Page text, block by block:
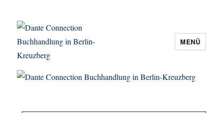
Dante Connection Buchhandlung in
MENÜ